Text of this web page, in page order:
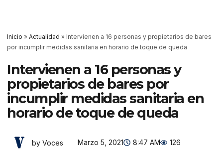
Inicio » Actualidad » Intervienen a 16 personas y propietarios de bares
por incumplir medidas sanitaria en horario de toque de queda
Intervienen a 16 personas y
propietarios de bares por
incumplir medidas sanitaria en
horario de toque de queda
by Voces Marzo 5, 2021 8:47 AM 126